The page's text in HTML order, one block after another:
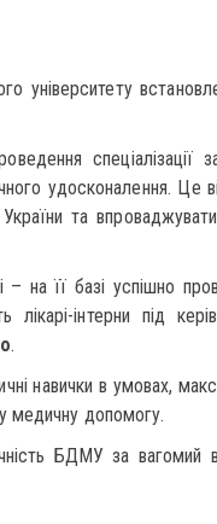
університету
спеціалізації
удосконалення. Це
та
– на її базі успішно
інтерни під
.
навички в умовах,
медичну допомогу.
БДМУ за вагомий